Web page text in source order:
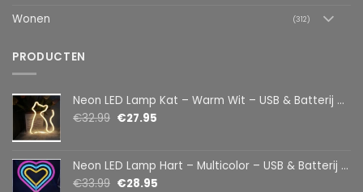
Wonen (312)
PRODUCTEN
Neon LED Lamp Kat – Warm Wit – USB & Batterij – Decoratieve Tafellamp voor Kinderkamer – 28,5 x 24,5 cm
€32.99 €27.95
Neon LED Lamp Hart – Multicolor – USB & Batterij – Hartvormige Sfeerlamp – Kinderkamer & Slaapkamer – 25,2 x 23 cm
€33.99 €28.95